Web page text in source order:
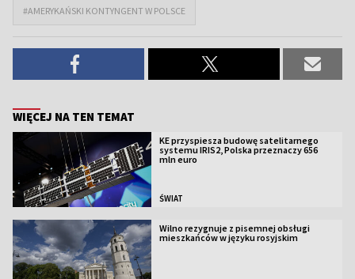
#AMERYKAŃSKI KONTYNGENT W POLSCE
WIĘCEJ NA TEN TEMAT
KE przyspiesza budowę satelitarnego
systemu IRIS2, Polska przeznaczy 656
mln euro
ŚWIAT
Wilno rezygnuje z pisemnej obsługi
mieszkańców w języku rosyjskim